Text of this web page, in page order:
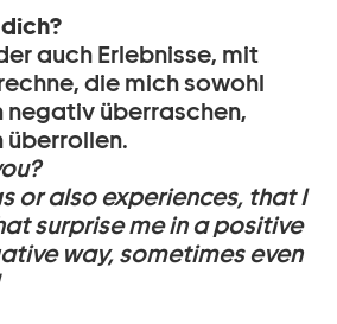
auch Erlebnisse, mit
die mich sowohl
negativ überraschen,
überrollen.
or also experiences, that I
surprise me in a positive
way, sometimes even